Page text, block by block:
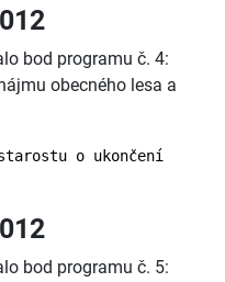
bod programu č. 4:
obecného lesa a
o ukončení
bod programu č. 5: